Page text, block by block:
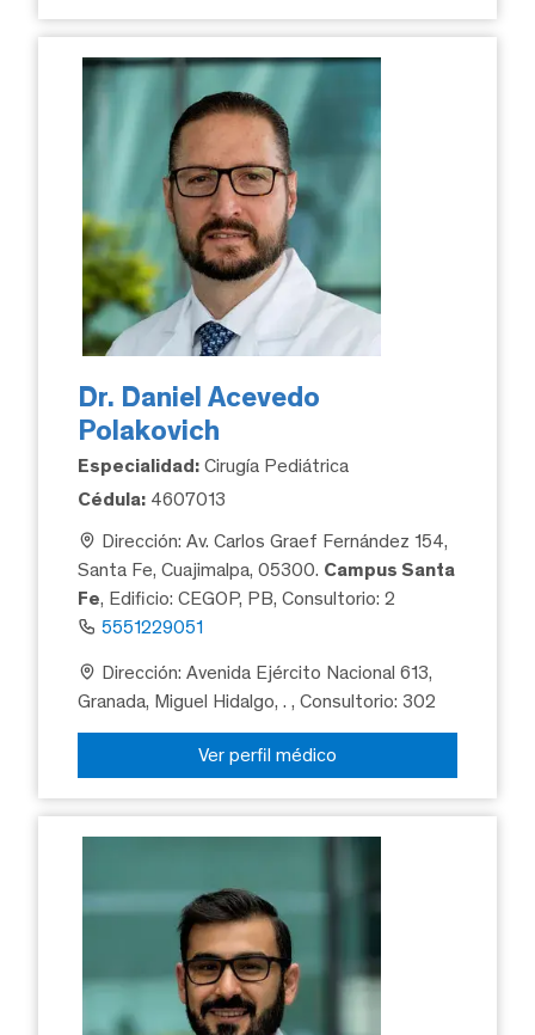
Dr. Daniel Acevedo
Polakovich
Especialidad: Cirugía Pediátrica
Cédula: 4607013
Dirección: Av. Carlos Graef Fernández 154,
Santa Fe, Cuajimalpa, 05300. Campus Santa
Fe, Edificio: CEGOP, PB, Consultorio: 2
5551229051
Dirección: Avenida Ejército Nacional 613,
Granada, Miguel Hidalgo, ., Consultorio: 302
Ver perfil médico